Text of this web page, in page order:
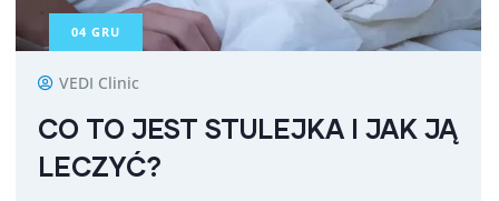
04 GRU
VEDI Clinic
CO TO JEST STULEJKA I JAK JĄ
LECZYĆ?